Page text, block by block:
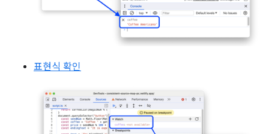
표현식 확인